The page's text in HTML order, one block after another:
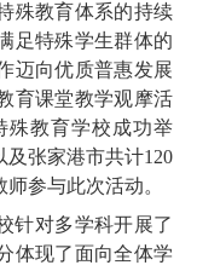
殊教育体系的持续
足特殊学生群体的
迈向优质普惠发展
育课堂教学观摩活
殊教育学校成功举
张家港市共计120
参与此次活动。
针对多学科开展了
体现了面向全体学